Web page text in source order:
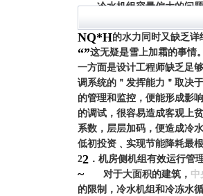
冷水机组容量偏大的问题
的水力同时又缺乏
NQ*H
这无疑是雪上加霜的事情
“”
一方面是设计工程师缺乏足
调系统的＂发挥能力＂取决
的管理和监控，便能形成影
的调试，很容易造成客观上
系数，层层加码，便造成冷
低初投资﹑实现节能降耗最
2
．
2
机房侧机组有效运行管
对于大面积的建筑， 中
~
的限制，冷水机组和冷冻水